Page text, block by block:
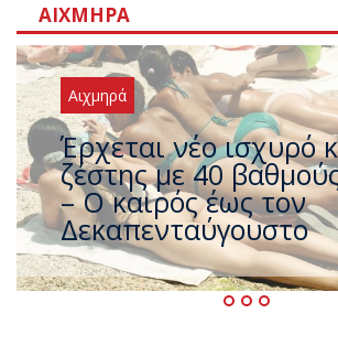
ΑΙΧΜΗΡΆ
Αιχμηρά
Άφαντος ο
που η χώρα καίγεται